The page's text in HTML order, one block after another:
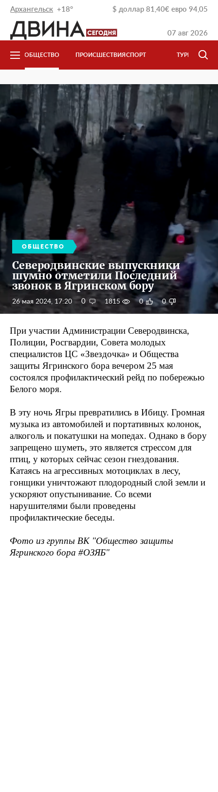
07 авг 2026
$ доллар 81,40€ евро 94,05
Архангельск +18°
ОБЩЕСТВО ПРОИСШЕСТВИЯ СПОРТ ТУРИЗМ
ОБЩЕСТВО
Северодвинские выпускники
шумно отметили Последний
звонок в Ягринском бору
26 мая 2024, 17:20 0 1815 0 0
При участии Администрации Северодвинска,
Полиции, Росгвардии, Совета молодых
специалистов ЦС «Звездочка» и Общества
защиты Ягринского бора вечером 25 мая
состоялся профилактический рейд по побережью
Белого моря.
В эту ночь Ягры превратились в Ибицу. Громная
музыка из автомобилей и портативных колонок,
алкоголь и покатушки на мопедах. Однако в бору
запрещено шуметь, это является стрессом для
птиц, у которых сейчас сезон гнездования.
Катаясь на агрессивных мотоциклах в лесу,
гонщики уничтожают плодородный слой земли и
ускоряют опустынивание. Со всеми
нарушителями были проведены
профилактические беседы.
Фото из группы ВК "Общество защиты
Ягринского бора #ОЗЯБ"